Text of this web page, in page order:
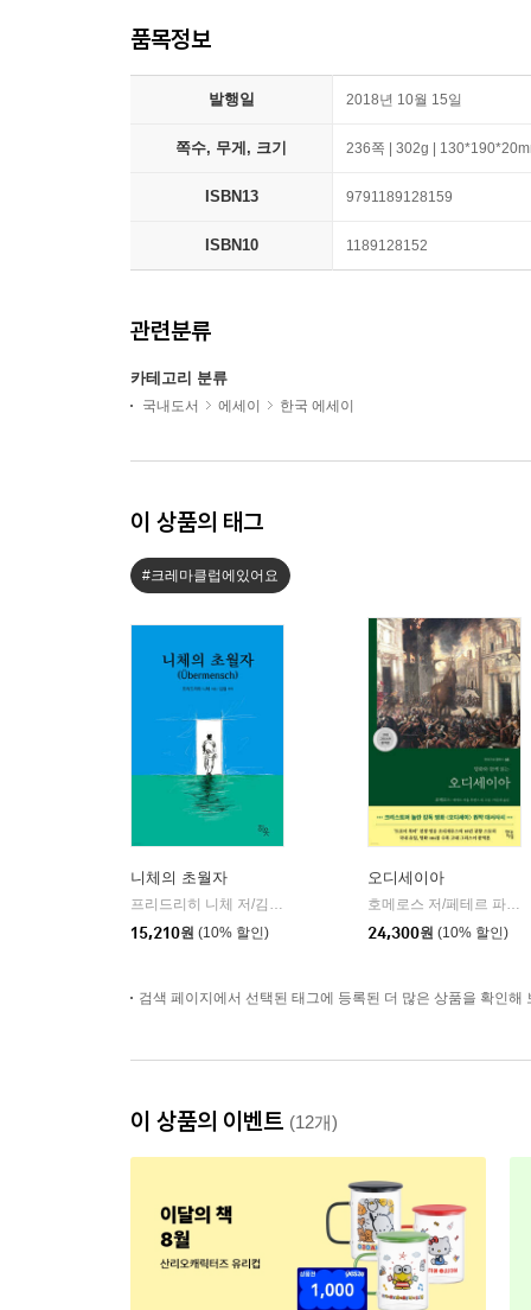
품목정보
발행일 2018년 10월 15일
쪽수, 무게, 크기 236쪽 | 302g |
ISBN13 9791189128159
ISBN10 1189128152
관련분류
카테고리 분류
국내도서 에세이 한국 에세이
이 상품의 태그
#크레마클럽에있어요
니체의 초월자
프리드리히 니체 저/김철 편역
15,210원 (10% 할인)
오디세이아
호메로스 저/페테르 파울 루벤스 그림/박문재 역
24,300원 (10% 할인)
검색 페이지에서 선택된 태그에 등록된 더 많은 상품을 확인해
이 상품의 이벤트 (12개)